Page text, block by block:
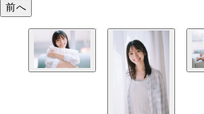
前へ